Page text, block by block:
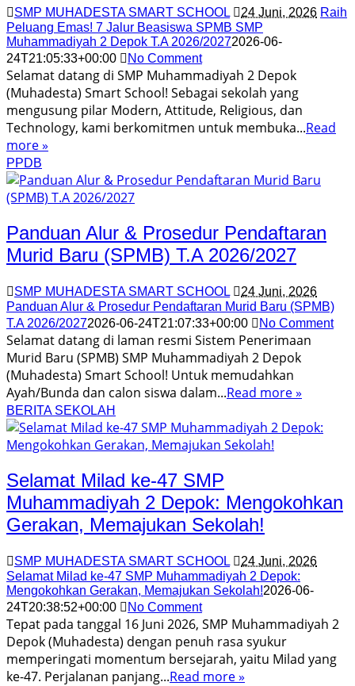
SMP MUHADESTA SMART SCHOOL 24 Juni, 2026 Raih
Peluang Emas! 7 Jalur Beasiswa SPMB SMP
Muhammadiyah 2 Depok T.A 2026/20272026-06-
24T21:05:33+00:00
No Comment
Selamat datang di SMP Muhammadiyah 2 Depok
(Muhadesta) Smart School! Sebagai sekolah yang
mengusung pilar Modern, Attitude, Religious, dan
Technology, kami berkomitmen untuk membuka...Read
more »
PPDB
Panduan Alur & Prosedur Pendaftaran
Murid Baru (SPMB) T.A 2026/2027
SMP MUHADESTA SMART SCHOOL
24 Juni, 2026
Panduan Alur & Prosedur Pendaftaran Murid Baru (SPMB)
T.A 2026/20272026-06-24T21:07:33+00:00 No Comment
Selamat datang di laman resmi Sistem Penerimaan
Murid Baru (SPMB) SMP Muhammadiyah 2 Depok
(Muhadesta) Smart School! Untuk memudahkan
Ayah/Bunda dan calon siswa dalam...Read more »
BERITA SEKOLAH
Selamat Milad ke-47 SMP
Muhammadiyah 2 Depok: Mengokohkan
Gerakan, Memajukan Sekolah!
SMP MUHADESTA SMART SCHOOL
24 Juni, 2026
Selamat Milad ke-47 SMP Muhammadiyah 2 Depok:
Mengokohkan Gerakan, Memajukan Sekolah!2026-06-
24T20:38:52+00:00
No Comment
Tepat pada tanggal 16 Juni 2026, SMP Muhammadiyah 2
Depok (Muhadesta) dengan penuh rasa syukur
memperingati momentum bersejarah, yaitu Milad yang
ke-47. Perjalanan panjang...Read more »